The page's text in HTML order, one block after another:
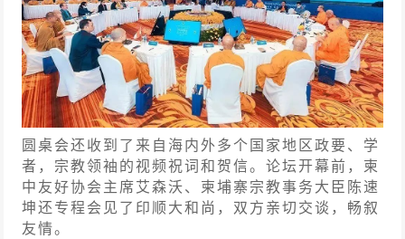
圆桌会还收到了来自海内外多个国家地区政要、学
者，宗教领袖的视频祝词和贺信。论坛开幕前，柬
中友好协会主席艾森沃、柬埔寨宗教事务大臣陈速
坤还专程会见了印顺大和尚，双方亲切交谈，畅叙
友情。